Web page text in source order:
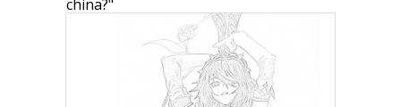
china?"